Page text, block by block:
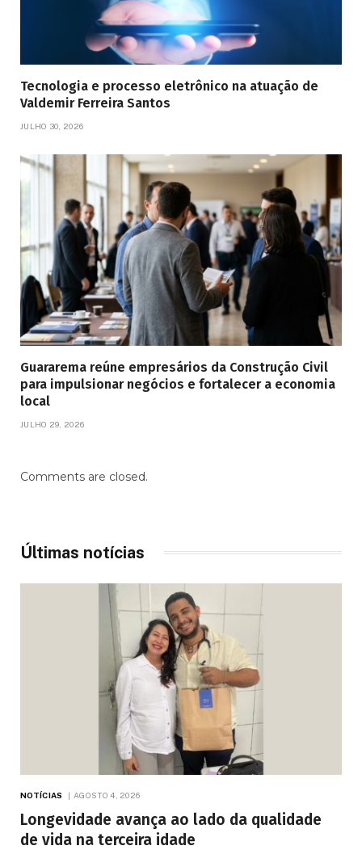
Tecnologia e processo eletrônico na atuação de
Valdemir Ferreira Santos
JULHO 30, 2026
Guararema reúne empresários da Construção Civil
para impulsionar negócios e fortalecer a economia
local
JULHO 29, 2026
Comments are closed.
Últimas notícias
NOTÍCIAS AGOSTO 4, 2026
Longevidade avança ao lado da qualidade
de vida na terceira idade